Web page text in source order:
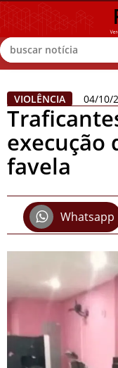
Buscar
VIOLÊNCIA 04/10/
execução
favela
Whatsapp